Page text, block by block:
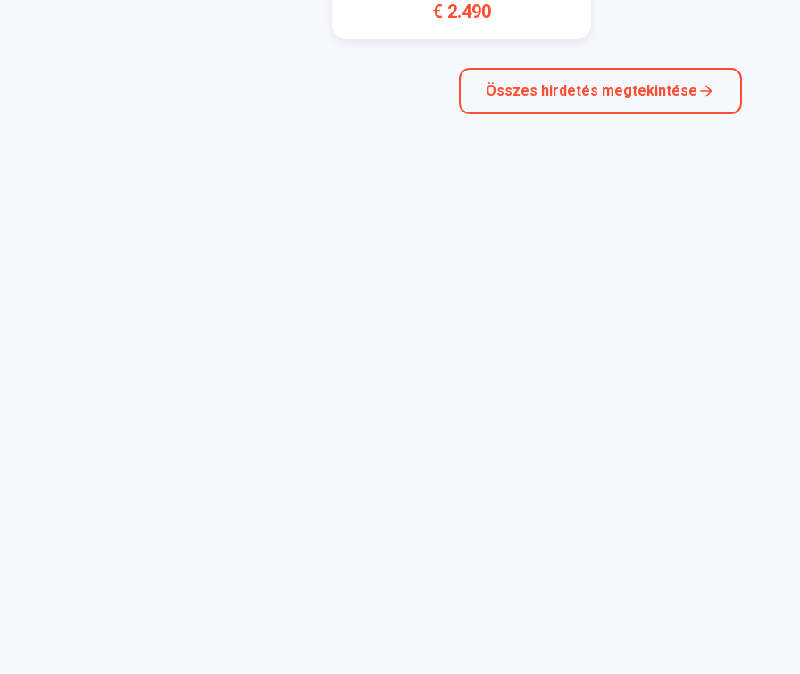
€ 2.490
Összes hirdetés megtekintése